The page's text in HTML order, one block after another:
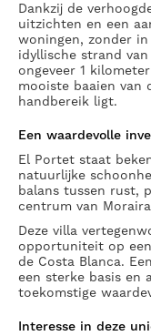
Dankzij de
uitzichten en een
woningen, zonder
idyllische strand
ongeveer 1
mooiste baaien van
handbereik ligt.
Een waardevolle
El Portet staat
natuurlijke
balans tussen rust,
centrum van
Deze villa
opportuniteit op
de Costa Blanca.
een sterke basis en
toekomstige
Interesse in deze